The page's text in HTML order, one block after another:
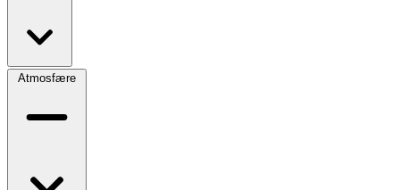
Atmosfære